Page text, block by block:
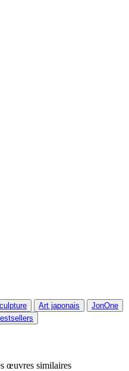
Art japonais
JonOne
œuvres similaires